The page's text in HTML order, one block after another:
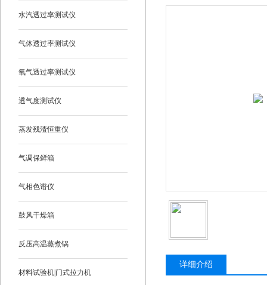
水汽透过率测试仪
气体透过率测试仪
氧气透过率测试仪
透气度测试仪
蒸发残渣恒重仪
气调保鲜箱
气相色谱仪
鼓风干燥箱
反压高温蒸煮锅
材料试验机|门式拉力机
详细介绍